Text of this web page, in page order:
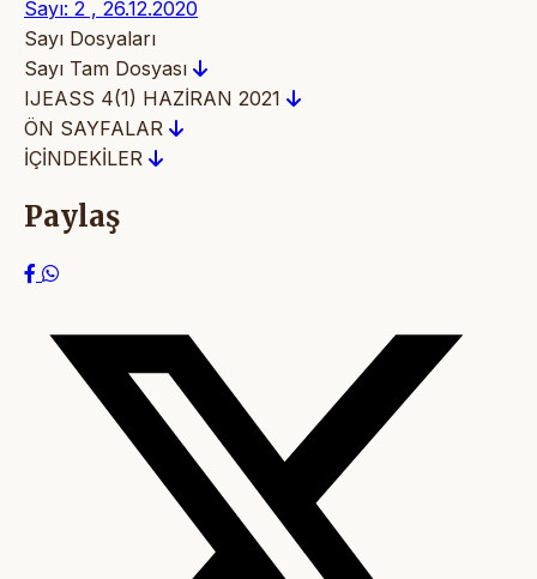
Sayı: 2 , 26.12.2020
Sayı Dosyaları
Sayı Tam Dosyası
IJEASS 4(1) HAZİRAN 2021
ÖN SAYFALAR
İÇİNDEKİLER
Paylaş